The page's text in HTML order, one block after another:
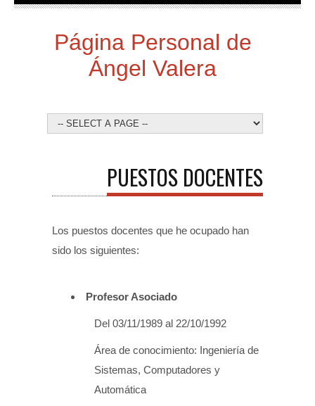
Página Personal de
Ángel Valera
PUESTOS DOCENTES
Los puestos docentes que he ocupado han
sido los siguientes:
Profesor Asociado
Del 03/11/1989 al 22/10/1992
Área de conocimiento: Ingeniería de
Sistemas, Computadores y
Automática